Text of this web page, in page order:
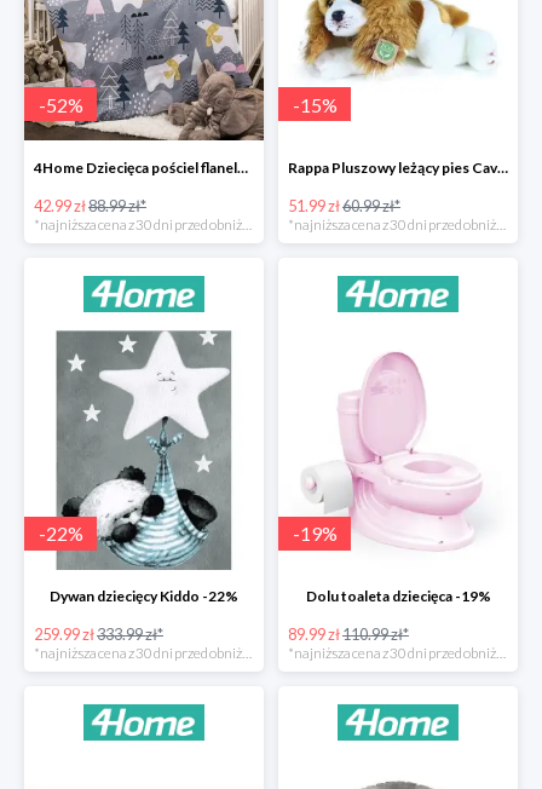
-52%
4Home Dziecięca pościel flanelowa do łóżeczka Nordic Bear -52%
42.99 zł88.99 zł*
-15%
Rappa Pluszowy leżący pies Cavalier King Charles Spaniel -15%
51.99 zł60.99 zł*
-22%
Dywan dziecięcy Kiddo -22%
259.99 zł333.99 zł*
*najniższa cena z 30 dni przed obniżką
-19%
Dolu toaleta dziecięca -19%
89.99 zł110.99 zł*
*najniższa cena z 30 dni przed obniżką